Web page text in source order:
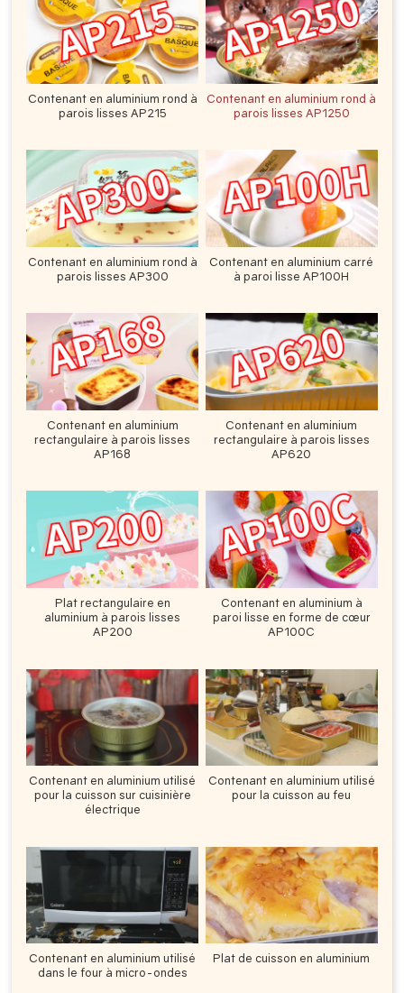
Contenant en aluminium rond à
parois lisses AP215
Contenant en aluminium rond à
parois lisses AP1250
Contenant en aluminium rond à
parois lisses AP300
Contenant en aluminium carré
à paroi lisse AP100H
Contenant en aluminium
rectangulaire à parois lisses
AP168
Contenant en aluminium
rectangulaire à parois lisses
AP620
Plat rectangulaire en
aluminium à parois lisses
AP200
Contenant en aluminium à
paroi lisse en forme de cœur
AP100C
Contenant en aluminium utilisé
pour la cuisson sur cuisinière
électrique
Contenant en aluminium utilisé
pour la cuisson au feu
Contenant en aluminium utilisé
dans le four à micro-ondes
Plat de cuisson en aluminium